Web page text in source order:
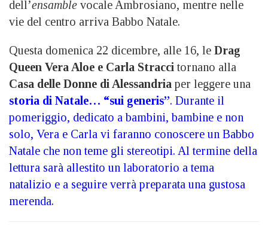
dell’ensamble vocale Ambrosiano, mentre nelle
vie del centro arriva Babbo Natale.
Questa domenica 22 dicembre, alle 16, le Drag
Queen Vera Aloe e Carla Stracci tornano alla
Casa delle Donne di Alessandria per leggere una
storia di Natale… “sui generis”. Durante il
pomeriggio, dedicato a bambini, bambine e non
solo, Vera e Carla vi faranno conoscere un Babbo
Natale che non teme gli stereotipi. Al termine della
lettura sarà allestito un laboratorio a tema
natalizio e a seguire verrà preparata una gustosa
merenda.